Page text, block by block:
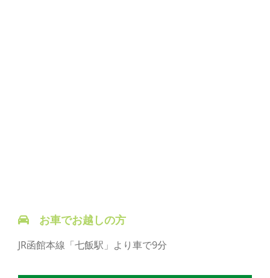
お車でお越しの方
JR函館本線「七飯駅」より車で9分